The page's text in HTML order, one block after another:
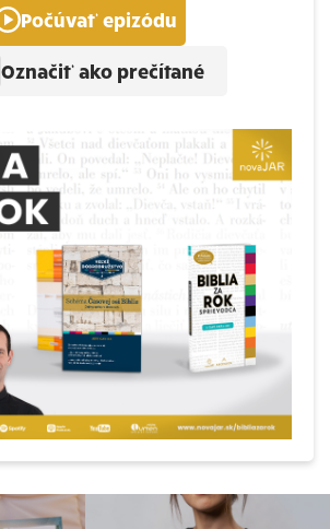
Počúvať epizódu
Označiť ako prečítané